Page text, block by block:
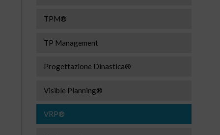
TPM®
TP Management
Progettazione Dinastica®
Visible Planning®
VRP®